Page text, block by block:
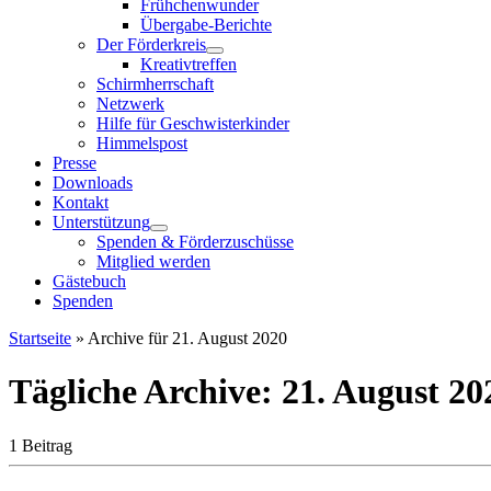
Frühchenwunder
Übergabe-Berichte
Der Förderkreis
Kreativtreffen
Schirmherrschaft
Netzwerk
Hilfe für Geschwisterkinder
Himmelspost
Presse
Downloads
Kontakt
Unterstützung
Spenden & Förderzuschüsse
Mitglied werden
Gästebuch
Spenden
Startseite » Archive für 21. August 2020
Tägliche Archive: 21. August
1 Beitrag